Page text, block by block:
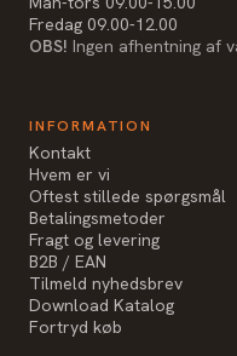
Fredag 09.00-12.00
OBS! Ingen afhentning af
INFORMATION
Kontakt
Hvem er vi
Oftest stillede spørgsmål
Betalingsmetoder
Fragt og levering
B2B / EAN
Tilmeld nyhedsbrev
Download Katalog
Fortryd køb